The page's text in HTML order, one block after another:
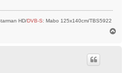
HD/DVB-S: Mabo 125x140cm/TBS5922